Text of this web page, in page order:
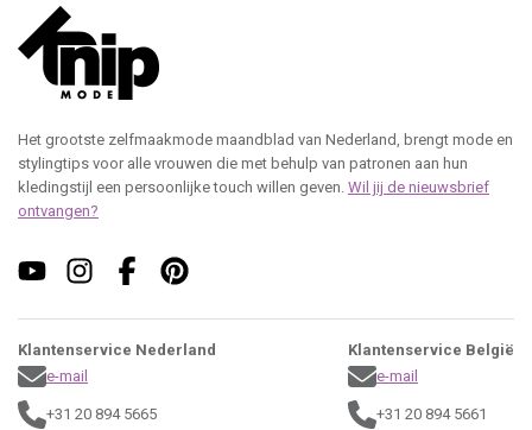
Het grootste zelfmaakmode maandblad van Nederland, brengt mode en
stylingtips voor alle vrouwen die met behulp van patronen aan hun
kledingstijl een persoonlijke touch willen geven. Wil jij de nieuwsbrief
ontvangen?
Klantenservice Nederland
e-mail
+31 20 894 5665
Klantenservice België
e-mail
+31 20 894 5661